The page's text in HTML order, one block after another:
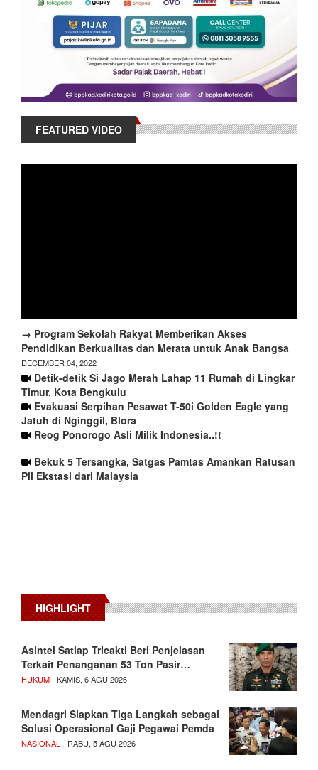
FEATURED VIDEO
→ Program Sekolah Rakyat Memberikan Akses
Pendidikan Berkualitas dan Merata untuk Anak Bangsa
DECEMBER 04, 2022
Detik-detik Si Jago Merah Lahap 11 Rumah di Lingkar
Timur, Kota Bengkulu
Evakuasi Serpihan Pesawat T-50i Golden Eagle yang
Jatuh di Nginggil, Blora
Reog Ponorogo Asli Milik Indonesia..!!
Bekuk 5 Tersangka, Satgas Pamtas Amankan Ratusan
Pil Ekstasi dari Malaysia
HIGHLIGHT
Asintel Satlap Tricakti Beri Penjelasan
Terkait Penanganan 53 Ton Pasir…
HUKUM- KAMIS, 6 AGU 2026
Mendagri Siapkan Tiga Langkah sebagai
Solusi Operasional Gaji Pegawai Pemda
NASIONAL - RABU, 5 AGU 2026